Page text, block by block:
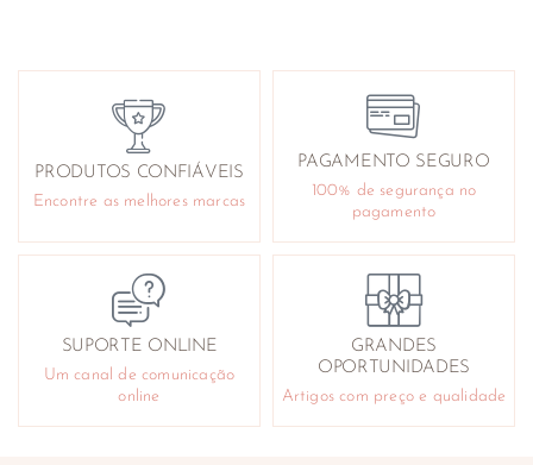
PRODUTOS CONFIÁVEIS
Encontre as melhores marcas
PAGAMENTO SEGURO
100% de segurança no
pagamento
SUPORTE ONLINE
Um canal de comunicação
online
GRANDES
OPORTUNIDADES
Artigos com preço e qualidade